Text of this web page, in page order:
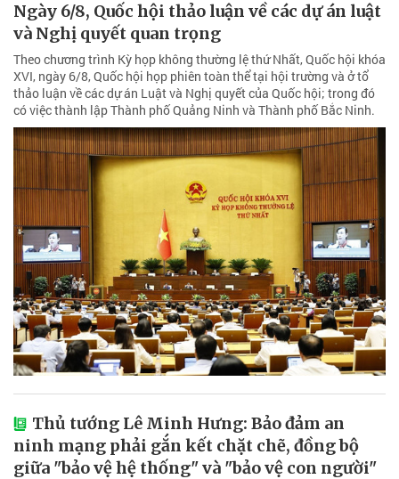
Ngày 6/8, Quốc hội thảo luận về các dự án luật
và Nghị quyết quan trọng
Theo chương trình Kỳ họp không thường lệ thứ Nhất, Quốc hội khóa
XVI, ngày 6/8, Quốc hội họp phiên toàn thể tại hội trường và ở tổ
thảo luận về các dự án Luật và Nghị quyết của Quốc hội; trong đó
có việc thành lập Thành phố Quảng Ninh và Thành phố Bắc Ninh.
Thủ tướng Lê Minh Hưng: Bảo đảm an
ninh mạng phải gắn kết chặt chẽ, đồng bộ
giữa "bảo vệ hệ thống" và "bảo vệ con người"